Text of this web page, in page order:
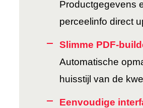
Productgegevens
perceelinfo direct
Slimme PDF-
Automatische
huisstijl van de
Eenvoudige